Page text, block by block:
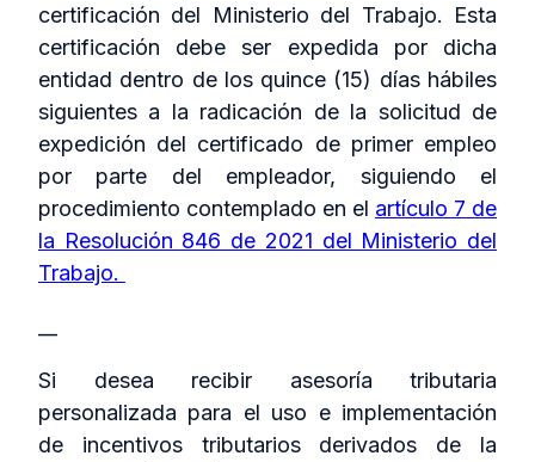
certificación del Ministerio del Trabajo. Esta
certificación debe ser expedida por dicha
entidad dentro de los quince (15) días hábiles
siguientes a la radicación de la solicitud de
expedición del certificado de primer empleo
por parte del empleador, siguiendo el
procedimiento contemplado en el artículo 7 de
la Resolución 846 de 2021 del Ministerio del
Trabajo.
__
Si desea recibir asesoría tributaria
personalizada para el uso e implementación
de incentivos tributarios derivados de la